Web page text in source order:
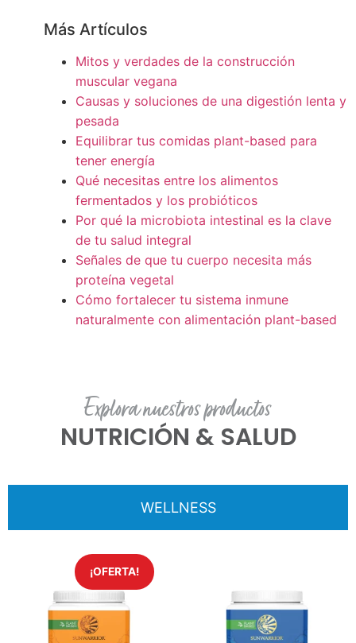
Más Artículos
Mitos y verdades de la construcción
muscular vegana
Causas y soluciones de una digestión lenta y
pesada
Equilibrar tus comidas plant-based para
tener energía
Qué necesitas entre los alimentos
fermentados y los probióticos
Por qué la microbiota intestinal es la clave
de tu salud integral
Señales de que tu cuerpo necesita más
proteína vegetal
Cómo fortalecer tu sistema inmune
naturalmente con alimentación plant-based
Explora nuestros productos
NUTRICIÓN & SALUD
WELLNESS
¡OFERTA!